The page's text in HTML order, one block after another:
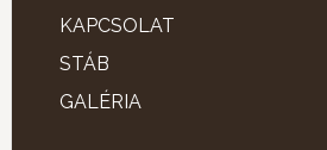
KAPCSOLAT
STÁB
GALÉRIA